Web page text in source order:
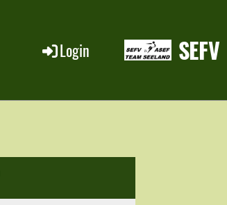
Login SEFV